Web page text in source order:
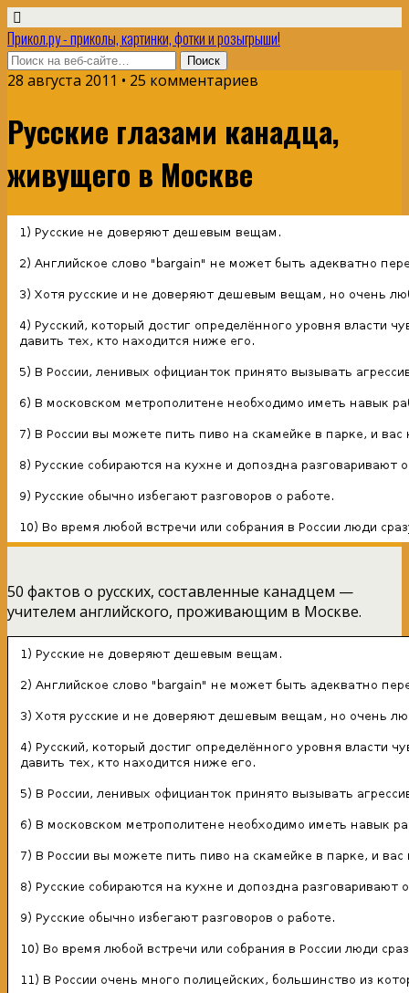
Прикол.ру - приколы, картинки, фотки и розыгрыши!
28 августа 2011 • 25 комментариев
Русские глазами канадца,
живущего в Москве
50 фактов о русских, составленные канадцем —
учителем английского, проживающим в Москве.